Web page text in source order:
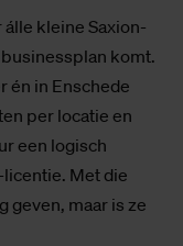
kleine Saxion-
komt.
én in Enschede
per locatie en
een logisch
Met die
geven, maar is ze